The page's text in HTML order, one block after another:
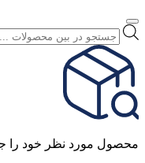
Products
search
محصول مورد نظر خود را